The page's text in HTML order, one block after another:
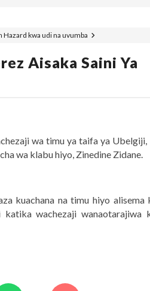
Nyota Yangu Ya Uongozi
Kienyeji Iliponipa Ushindi
KUKUZA KILIMO, MIFUGO
MATUMIZI YA
ZA VIPIMO SHULENI
Hazard kwa udi na uvumba
Aisaka Saini Ya
wa timu ya taifa ya Ubelgiji,
wa klabu hiyo, Zinedine Zidane.
kuachana na timu hiyo alisema
wachezaji wanaotarajiwa